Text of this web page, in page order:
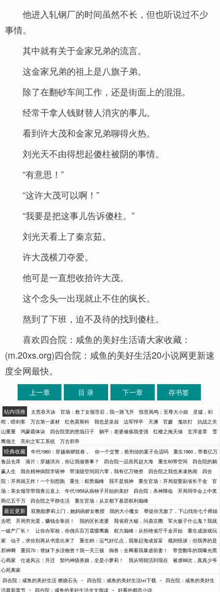
他进入轧钢厂的时间虽然不长，但也听说过不少
事情。
其中就有关于金家兄弟的流言。
这金家兄弟的祖上是八旗子弟。
除了在翻砂车间工作，还是街面上的混混。
经常干拿人钱财替人消灾的事儿。
看到许大茂和金家兄弟聊得火热。
刘光天不由得想起傻柱被阴的事情。
“有意思！”
“这许大茂可以啊！”
“我要是把这事儿告诉傻柱。”
刘光天看上了秦京茹。
许大茂横刀夺爱。
他可是一直想收拾许大茂。
这个念头一出现就止不住的疯长。
熬到了下班，迫不及待的找到傻柱。
喜欢四合院：咸鱼的美好生活请大家收藏：
(m.20xs.org)四合院：咸鱼的美好生活20小说网更新速
度全网最快。
上一章 目 录 下一章 存书签
站内强推 太荒吞天诀 官场：救了女领导后，我一路飞升 惊世凤鸣：至尊大小姐
灵墟，剑
棺，瞎剑客
万古第一废材 红色莫斯科 我也是皇叔 边军悍卒 天渊 官媛 鬼吹灯
抗战之关
山重重
鸿蒙霸体诀 四合院里的悠哉日子 躺平：老婆修炼我变强 红楼之挽天倾 玄浑道章
雪
鹰领主
亮剑之军工系统 万古邪帝
经典收藏 年代1960：穿越南锣鼓巷， 你一个交警，抢刑侦的案子合适吗
重生1960，带着亿万
食品仓库
港片：穿越洪兴，你让我做善事？ 四合院一品良民赵大海 重生60带空间
四合院的躺
赢人生
我在精神病院学斩神 带顶级空间回六零，我有亿万物资 四合院之我也来凑热闹
四合
院：开局就王炸！一个别想跑
重生：权势巅峰 我不是戏神 重生官场：开局迎娶副省长千金
官
场：美女领导带我青云直上
年代1959从病秧子开始的美好 四合院：杀神降临
开局同学会上中奖
两亿五千万
四合院之平静生活 重生官场：从京都下基层权利巅峰
最近更新 双胞胎萝莉上门，她妈病娇女教授 我的大小魔女
孽徒你无敌了，下山找你七个师姐
去吧
开局穷光蛋，赚钱全靠挂！ 我的区长老婆 我省府大秘，问鼎京圈
军火贩子什么鬼？我就
一破产厂长！
让你办军校，你佣兵百万震慑鹰酱 权力巅峰：从拒绝省厅千金开始
重生成游戏玩
家
仙子，求你别再从书里出来了 重生85：运气好亿点，我靠赶海成首富
规则怪谈：但我养的是
邪神啊
重回70：替妹下乡没物资？我一天三顿 御兽：全网看我暴虐前妻！
带货翻车的我曝光黑
心商家
仕途风云：升迁 契约神级兽娘，全是小萝莉！ 我从明朝活到现在
被虐88次，真真少爷
心死离家
四合院：咸鱼的美好生活 燃烧石头 - 四合院：咸鱼的美好生活txt下载 -
四合院：咸鱼的美好生
活最新章节 - 四合院：咸鱼的美好生活全文阅读 - 好看的都市小说